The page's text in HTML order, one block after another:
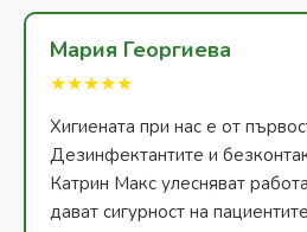
Мария Георгиева
★★★★★
Хигиената при нас е от
Дезинфектантите и
Катрин Макс улесняват
дават сигурност на